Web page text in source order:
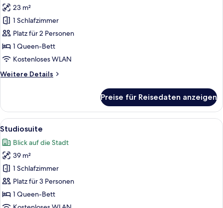
Superior-
Doppelzimmer
anzeigen
23 m²
1 Schlafzimmer
Platz für 2 Personen
1 Queen-Bett
Kostenloses WLAN
Weitere Details
Weitere
Doppelzimmer
Preise für Reisedaten anzeigen
Alle
Fotos
für
Studiosuite
anzeigen
Ein modernes Hotelzimmer mit
30
Studiosuite
Blick auf die Stadt
39 m²
1 Schlafzimmer
Platz für 3 Personen
1 Queen-Bett